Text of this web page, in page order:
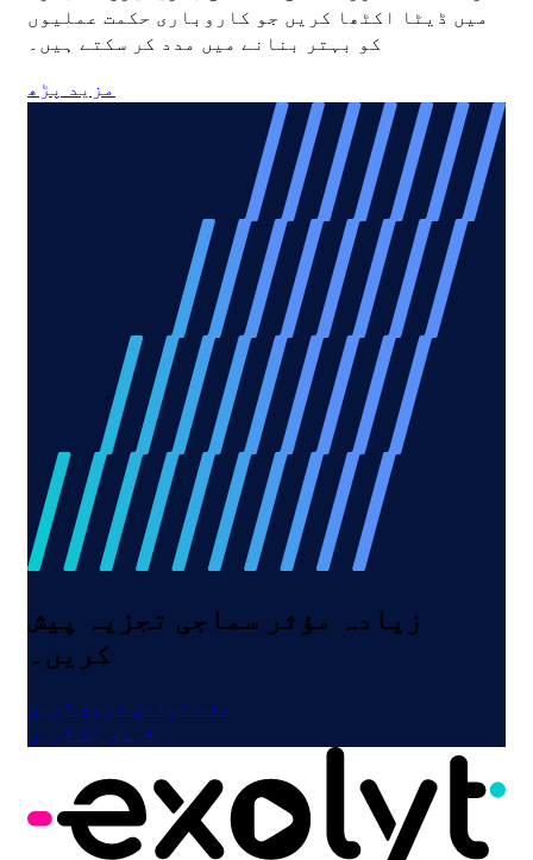
میں ڈیٹا اکٹھا کریں جو کاروباری حکمت عملیوں
کو بہتر بنانے میں مدد کر سکتے ہیں۔
مزید پڑھ
زیادہ مؤثر سماجی تجزیہ پیش
کریں۔
مفت ٹرائل شروع کریں
ڈیمو بُک کریں